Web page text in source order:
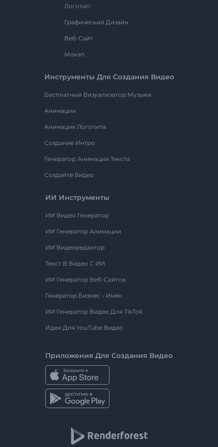
Логотип
Графический Дизайн
Веб-Сайт
Мокап
Инструменты Для Создания Видео
Бесплатный Визуализатор Музыки
Анимации
Анимация Логотипа
Создание Интро
Генератор Анимации Текста
Создайте Видео
ИИ Инструменты
ИИ Видео Генератор
ИИ Генератор Анимации
ИИ Видеоредактор
Текст В Видео С ИИ
ИИ Генератор Веб-Сайтов
Генератор Бизнес - Имён
ИИ Генератор Видео Для TikTok
Идеи Для YouTube Видео
Приложения Для Создания Видео